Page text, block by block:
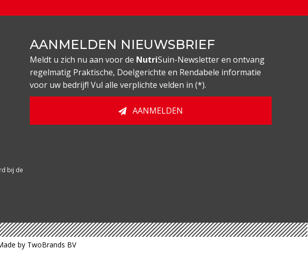
AANMELDEN NIEUWSBRIEF
Meldt u zich nu aan voor de NutriSuin-Newsletter en ontvang
regelmatig Praktische, Doelgerichte en Rendabele informatie
voor uw bedrijf! Vul alle verplichte velden in (*).
AANMELDEN
bij de
by TwoBrands BV